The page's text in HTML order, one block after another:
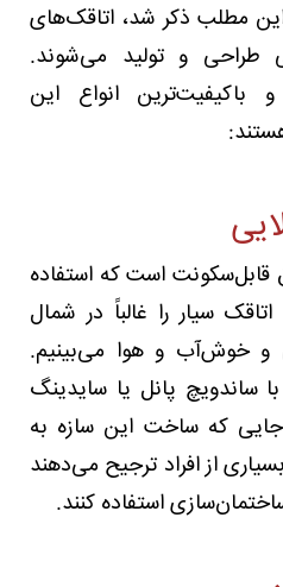
مطلب ذکر شد، اتاقک‌های
طراحی و تولید می‌شوند.
باکیفیت‌ترین انواع این
است که استفاده
سیار را غالباً در شمال
و خوش‌آب‌ و هوا می‌بینیم.
ساندویچ پانل یا سایدینگ
که ساخت این سازه به
از افراد ترجیح می‌دهند
استفاده کنند.